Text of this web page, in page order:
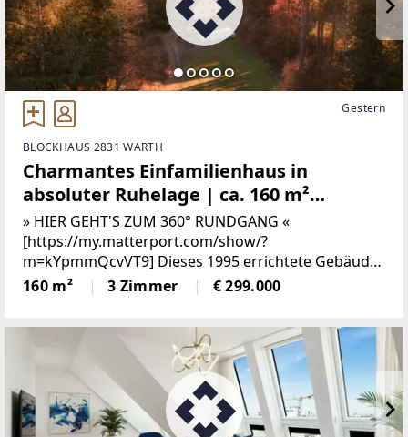
Gestern
BLOCKHAUS 2831 WARTH
Charmantes Einfamilienhaus in
absoluter Ruhelage | ca. 160 m²
Nutzfläche | 859 m² Eigengrund |
Bucklige Welt | 360°- Rundgang
» HIER GEHT'S ZUM 360° RUNDGANG «
[https://my.matterport.com/show/?
m=kYpmmQcvVT9] Dieses 1995 errichtete Gebäude
glänzt durch seine absolute Ruhelage inmitten der
Wälder der Buckligen Welt. Laut
160 m² 3 Zimmer € 299.000